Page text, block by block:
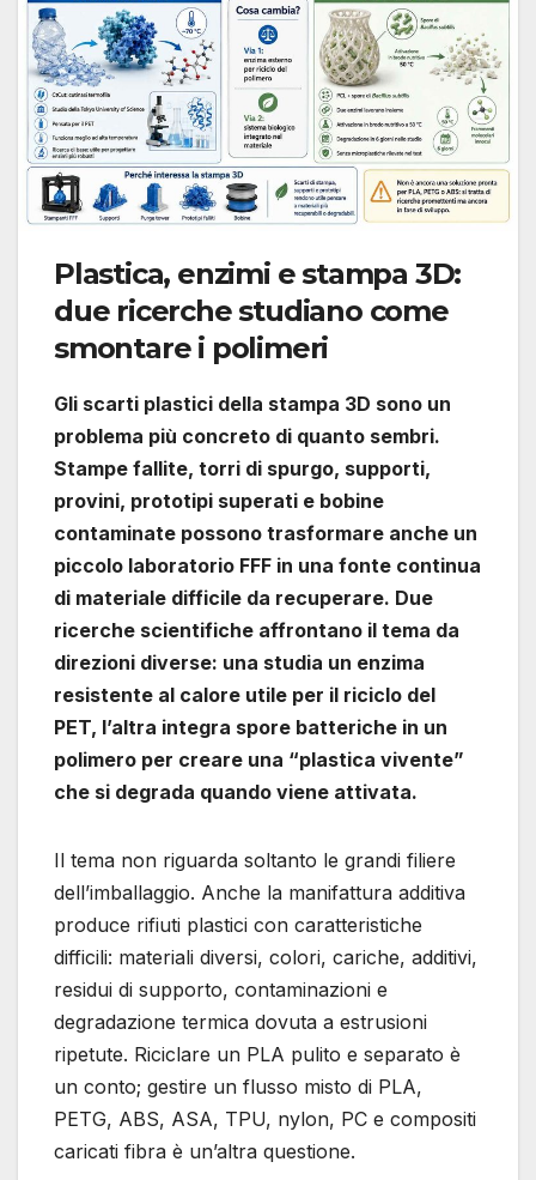
Plastica, enzimi e stampa 3D:
due ricerche studiano come
smontare i polimeri
Gli scarti plastici della stampa 3D sono un
problema più concreto di quanto sembri.
Stampe fallite, torri di spurgo, supporti,
provini, prototipi superati e bobine
contaminate possono trasformare anche un
piccolo laboratorio FFF in una fonte continua
di materiale difficile da recuperare. Due
ricerche scientifiche affrontano il tema da
direzioni diverse: una studia un enzima
resistente al calore utile per il riciclo del
PET, l’altra integra spore batteriche in un
polimero per creare una “plastica vivente”
che si degrada quando viene attivata.
Il tema non riguarda soltanto le grandi filiere
dell’imballaggio. Anche la manifattura additiva
produce rifiuti plastici con caratteristiche
difficili: materiali diversi, colori, cariche, additivi,
residui di supporto, contaminazioni e
degradazione termica dovuta a estrusioni
ripetute. Riciclare un PLA pulito e separato è
un conto; gestire un flusso misto di PLA,
PETG, ABS, ASA, TPU, nylon, PC e compositi
caricati fibra è un’altra questione.